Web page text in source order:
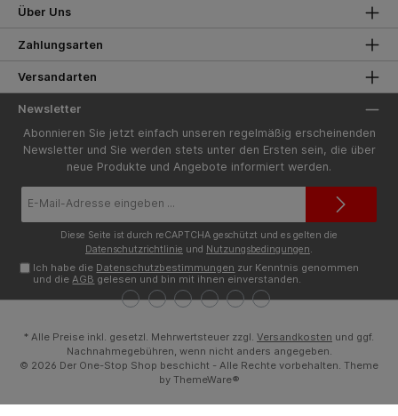
Über Uns
Zahlungsarten
Versandarten
Newsletter
Abonnieren Sie jetzt einfach unseren regelmäßig erscheinenden
Newsletter und Sie werden stets unter den Ersten sein, die über
neue Produkte und Angebote informiert werden.
Mail-
Diese Seite ist durch reCAPTCHA geschützt und es gelten die
Datenschutzrichtlinie und Nutzungsbedingungen.
Ich habe die Datenschutzbestimmungen zur Kenntnis genommen
und dieAGB gelesen und bin mit ihnen einverstanden.
* Alle Preise inkl. gesetzl. Mehrwertsteuer zzgl. Versandkosten und ggf.
Nachnahmegebühren, wenn nicht anders angegeben.
© 2026 Der One-Stop Shop beschicht - Alle Rechte vorbehalten. Theme
by ThemeWare®